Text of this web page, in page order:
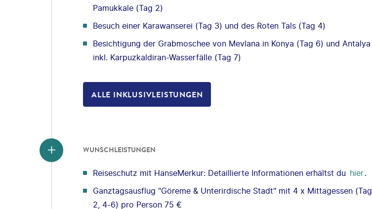
Pamukkale (Tag 2)
Besuch einer Karawanserei (Tag 3) und des Roten Tals (Tag 4)
Besichtigung der Grabmoschee von Mevlana in Konya (Tag 6) und Antalya
inkl. Karpuzkaldiran-Wasserfälle (Tag 7)
ALLE INKLUSIVLEISTUNGEN
WUNSCHLEISTUNGEN
Reiseschutz mit HanseMerkur: Detaillierte Informationen erhältst du hier .
Ganztagsausflug "Göreme & Unterirdische Stadt" mit 4 x Mittagessen (Tag
2, 4-6) pro Person 75 €